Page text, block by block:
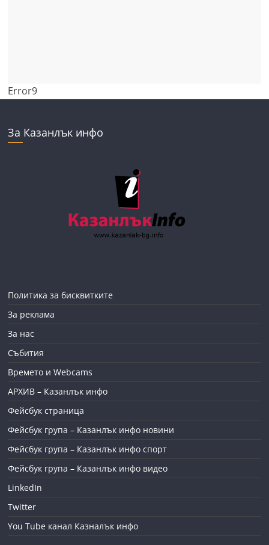
Error9
За Казанлък инфо
Политика за бисквитките
За реклама
За нас
Събития
Времето и Webcams
АРХИВ – Казанлък инфо
Фейсбук страница
Фейсбук група – Казанлък инфо новини
Фейсбук група – Казанлък инфо спорт
Фейсбук група – Казанлък инфо видео
LinkedIn
Twitter
You Tube канал Казналък инфо